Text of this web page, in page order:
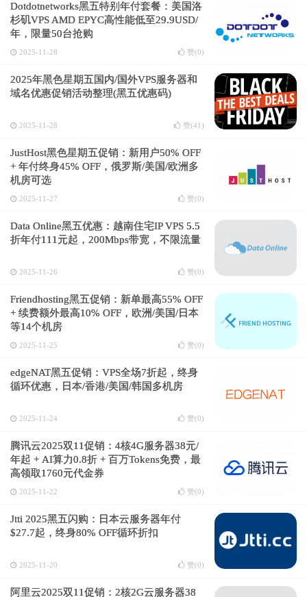
Dotdotnetworks黑五特别年付套餐：美国洛
杉矶VPS AMD EPYC高性能低至29.9USD/
年，限量50台抢购
2025-11-28 赞(0)
2025年黑色星期五国内/国外VPS服务器和
域名优惠促销活动整理(黑五优惠码)
2025-11-28 赞(41 )
JustHost黑色星期五促销：新用户50% OFF
+ 年付终身45% OFF，俄罗斯/美国/欧洲多
机房可选
2025-11-27 赞(0)
Data Online黑五优惠：越南住宅IP VPS 5.5
折年付111元起，200Mbps带宽，不限流量
2025-11-26 赞(0)
Friendhosting黑五促销：新单最高55% OFF
+ 续费额外最高10% OFF，欧洲/美国/日本
等14个机房
2025-11-25 赞(0)
edgeNAT黑五促销：VPS全场7折起，终身
循环优惠，日本/香港/美国/韩国多机房
2025-11-24 赞(0)
腾讯云2025双11促销：4核4G服务器38元/
年起 + AI算力0.8折 + 百万Tokens免费，最
高领取1760元代金券
2025-11-22 赞(0)
Jtti 2025黑五闪购：日本云服务器年付
$27.7起，终身80% OFF循环折扣
2025-11-20 赞(0)
阿里云2025双11促销：2核2G云服务器38